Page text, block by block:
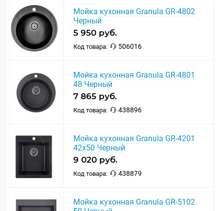
Мойка кухонная Granula GR-4802
Черный
5 950 руб.
Код товара: 506016
Мойка кухонная Granula GR-4801
48 Черный
7 865 руб.
Код товара: 438896
Мойка кухонная Granula GR-4201
42х50 Черный
9 020 руб.
Код товара: 438879
Мойка кухонная Granula GR-5102